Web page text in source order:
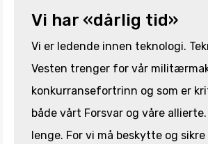
Vi har «dårlig tid»
Vi er ledende innen teknologi.
Vesten trenger for vår
konkurransefortrinn og som er
både vårt Forsvar og våre allierte.
lenge. For vi må beskytte og sikre